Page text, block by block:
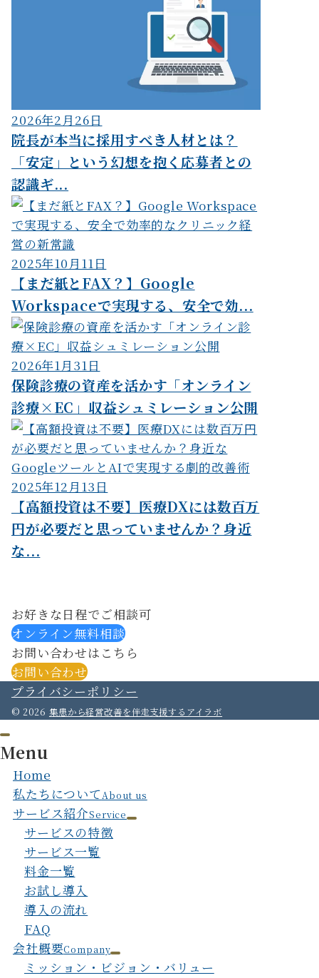
2026年2月26日
院長が本当に採用すべき人材とは？
「安定」という幻想を抱く応募者との
認識ギ...
2025年10月11日
【まだ紙とFAX？】Google
Workspaceで実現する、安全で効...
2026年1月31日
保険診療の資産を活かす「オンライン
診療×EC」収益シュミレーション公開
2025年12月13日
【高額投資は不要】医療DXには数百万
円が必要だと思っていませんか？身近
な...
お好きな日程でご相談可
オンライン無料相談
お問い合わせはこちら
お問い合わせ
プライバシーポリシー
© 2026 集患から経営改善を伴走支援するアイラボ
Menu
Home
私たちについてAbout us
サービス紹介Service
サービスの特徴
サービス一覧
料金一覧
お試し導入
導入の流れ
FAQ
会社概要Company
ミッション・ビジョン・バリュー